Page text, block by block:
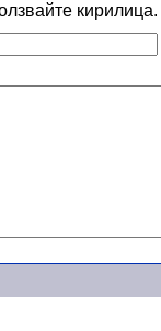
кирилица.